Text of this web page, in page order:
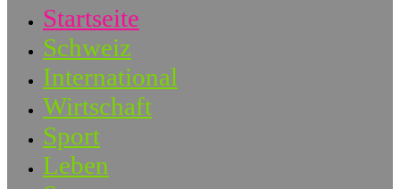
Startseite
Schweiz
International
Wirtschaft
Sport
Leben